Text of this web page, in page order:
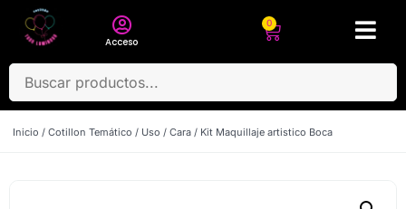
Acceso
0
Inicio / Cotillon Temático / Uso / Cara / Kit Maquillaje artistico Boca